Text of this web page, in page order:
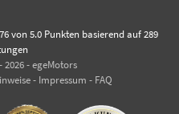
von 5.0 Punkten basierend auf 289
- egeMotors
- Impressum - FAQ